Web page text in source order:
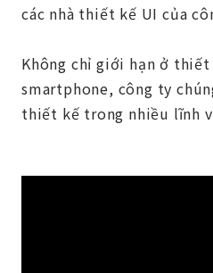
các nhà thiết kế UI của
Không chỉ giới hạn ở thiết
smartphone, công ty
thiết kế trong nhiều lĩnh